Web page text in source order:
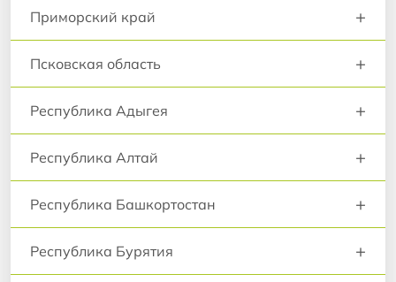
Приморский край +
Псковская область +
Республика Адыгея +
Республика Алтай +
Республика Башкортостан +
Республика Бурятия +